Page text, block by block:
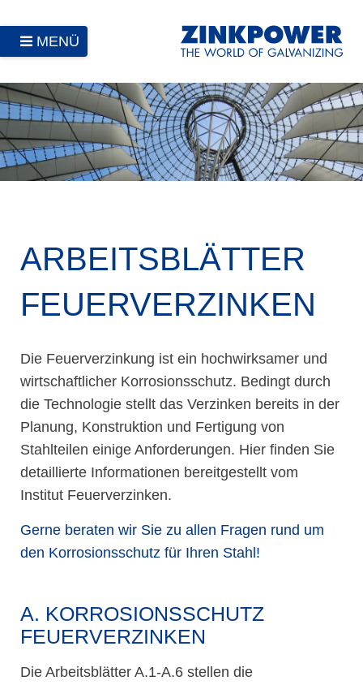
MENÜ
ARBEITS­BLÄTTER
FEUER­VERZINKEN
Die Feuerverzinkung ist ein hochwirksamer und
wirtschaftlicher Korrosionsschutz. Bedingt durch
die Technologie stellt das Verzinken bereits in der
Planung, Konstruktion und Fertigung von
Stahlteilen einige Anforderungen. Hier finden Sie
detaillierte Informationen bereitgestellt vom
Institut Feuerverzinken.
Gerne beraten wir Sie zu allen Fragen rund um
den Korrosionsschutz für Ihren Stahl!
A. KORROSIONSSCHUTZ
FEUERVERZINKEN
Die Arbeitsblätter A.1-A.6 stellen die